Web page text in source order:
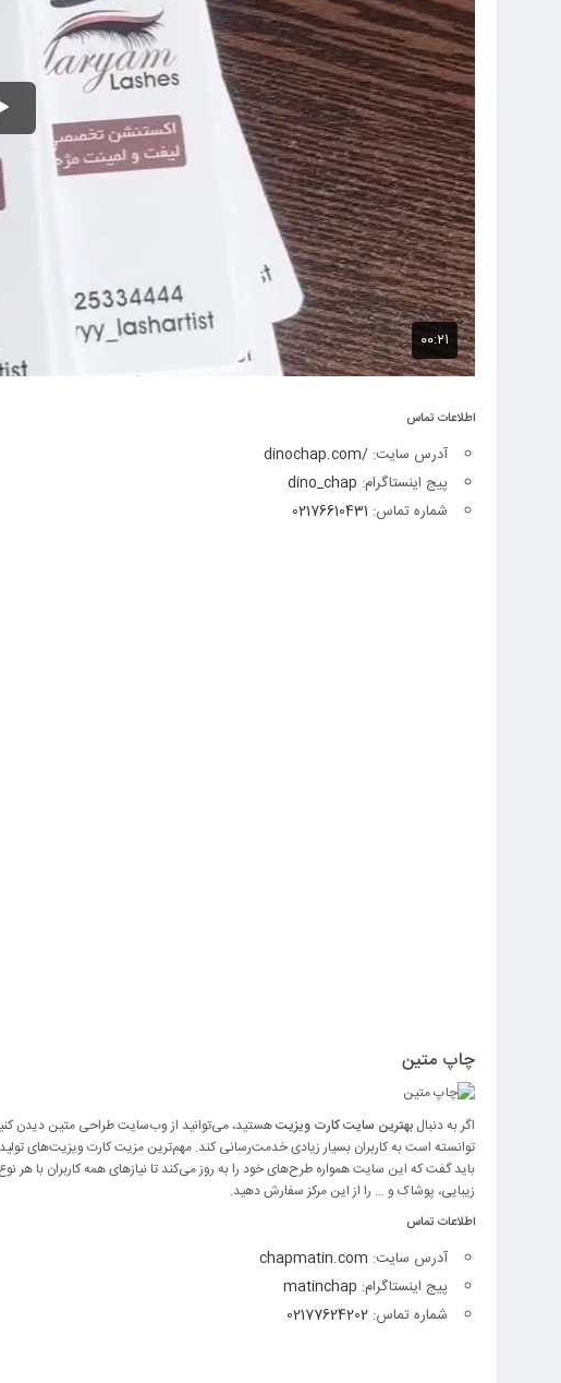
اطلاعات تماس
آدرس سایت: /dinochap.com
پیج اینستاگرام: dino_chap
شماره تماس: 02176610431
چاپ متین
اگر به دنبال بهترین سایت کارت ویزیتهستید، می‌توانید از وب‌سایت طراحی متین دیدن
توانسته است به کاربران بسیار زیادی خدمت‌رسانی کند. مهم‌ترین مزیت کارت ویزیت‌های
باید گفت که این سایت همواره طرح‌های خود را به روز می‌کند تا نیازهای همه کاربران با هر
زیبایی، پوشاک و … را از این مرکز سفارش دهید.
اطلاعات تماس
آدرس سایت: chapmatin.com
پیج اینستاگرام: matinchap
شماره تماس: